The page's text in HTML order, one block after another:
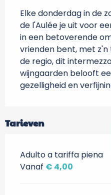
Elke donderdag in de
de l'Aulée je uit voor
in een betoverende
vrienden bent, met
de regio, dit
wijngaarden belooft
gezelligheid en
Tarieven
Adulto a tariffa piena
Vanaf € 4,00